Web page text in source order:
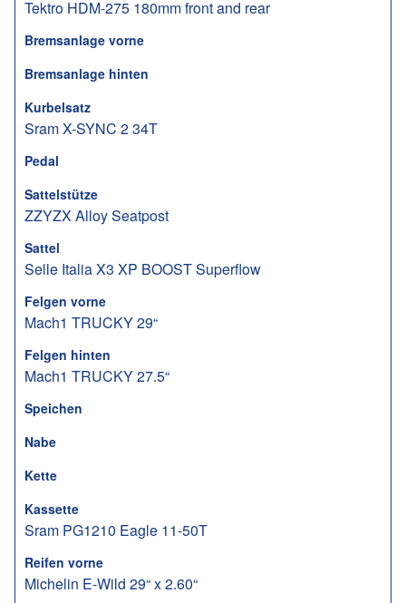
Tektro HDM-275 180mm front and rear
Bremsanlage vorne
Bremsanlage hinten
Kurbelsatz
Sram X-SYNC 2 34T
Pedal
Sattelstütze
ZZYZX Alloy Seatpost
Sattel
Selle Italia X3 XP BOOST Superflow
Felgen vorne
Mach1 TRUCKY 29“
Felgen hinten
Mach1 TRUCKY 27.5“
Speichen
Nabe
Kette
Kassette
Sram PG1210 Eagle 11-50T
Reifen vorne
Michelin E-Wild 29“ x 2.60“